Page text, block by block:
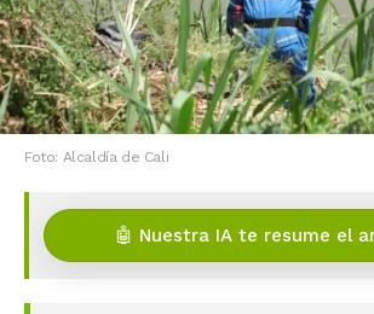
Foto: Alcaldía de Cali
🤖 Nuestra IA te resume el